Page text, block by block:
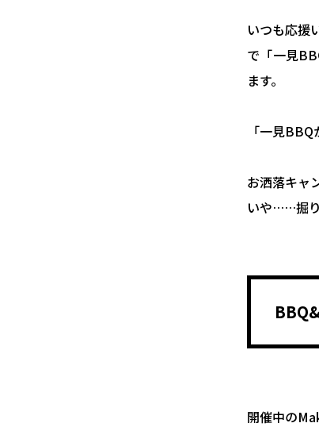
いつも応援
で「一見
ます。
「一見
お洒落キャ
いや……掘り
開催中の